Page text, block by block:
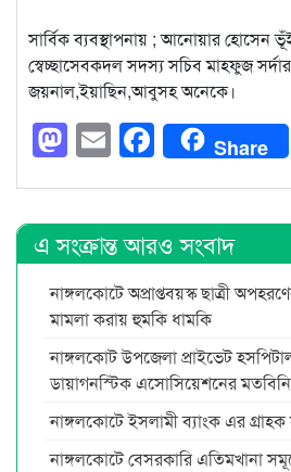
সার্বিক ব্যবস্থাপনায় ; আনোয়ার হোসেন
স্বেচ্ছাসেবকদল সদস্য সচিব মাহফুজ
জয়নাল,ইয়াছিন,আবুসহ অনেকে।
Mastodon
Email Share
এ সংক্রান্ত আরও সংবাদ
নাঙ্গলকোটে অপ্রাপ্তবয়স্ক ছাত্রী
মামলা করায় হুমকি ধামকি
নাঙ্গলকোট উপজেলা প্রাইভেট
ডায়াগনস্টিক এসোসিয়েশনের
নাঙ্গলকোটে ইসলামী ব্যাংক এর
নাঙ্গলকোটে বেসরকারি এতিমখানা